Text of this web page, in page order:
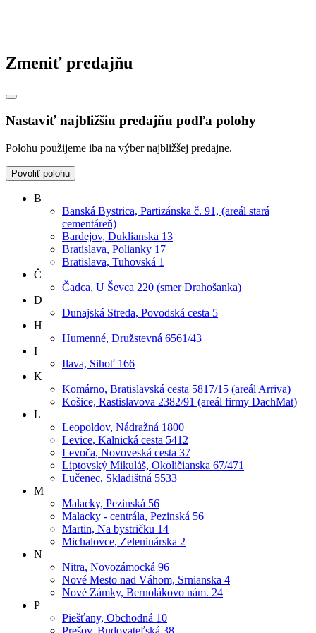
Zmeniť predajňu
Nastaviť najbližšiu predajňu podľa polohy
Polohu použijeme iba na výber najbližšej predajne.
Povoliť polohu
B
Banská Bystrica, Partizánska č. 91, (areál stará
cementáreň)
Bardejov, Duklianska 13
Bratislava, Polianky 17
Bratislava, Tuhovská 1
Č
Čadca, U Ševca 220 (smer Drahošanka)
D
Dunajská Streda, Povodská cesta 5
H
Humenné, Družstevná 6561/43
I
Ilava, Sihoť 166
K
Komárno, Bratislavská cesta 5817/15 (areál Arriva)
Košice, Rastislavova 2382/91 (areál firmy DachMat)
L
Leopoldov, Nádražná 1800
Levice, Kalnická cesta 5412
Levoča, Novoveská cesta 37
Liptovský Mikuláš, Okoličianska 67/471
Lučenec, Skladištná 5533
M
Malacky, Pezinská 56
Malacky - centrála, Pezinská 56
Martin, Na bystričku 14
Michalovce, Zeleninárska 2
N
Nitra, Novozámocká 96
Nové Mesto nad Váhom, Srnianska 4
Nové Zámky, Bernolákovo nám. 24
P
Piešťany, Obchodná 10
Prešov, Budovateľská 38